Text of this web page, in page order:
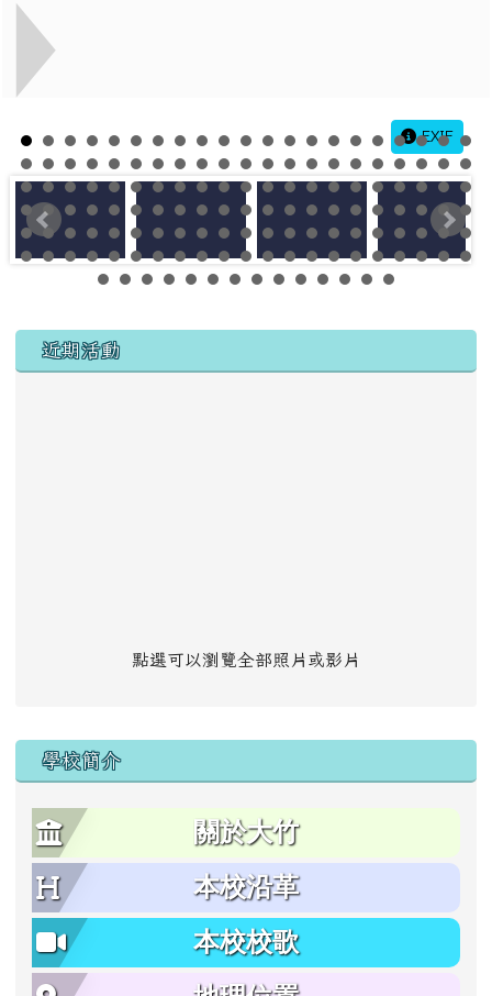
EXIF
左邊區域內容
近期活動
點選可以瀏覽全部照片或影片
學校簡介
關於大竹
本校沿革
本校校歌